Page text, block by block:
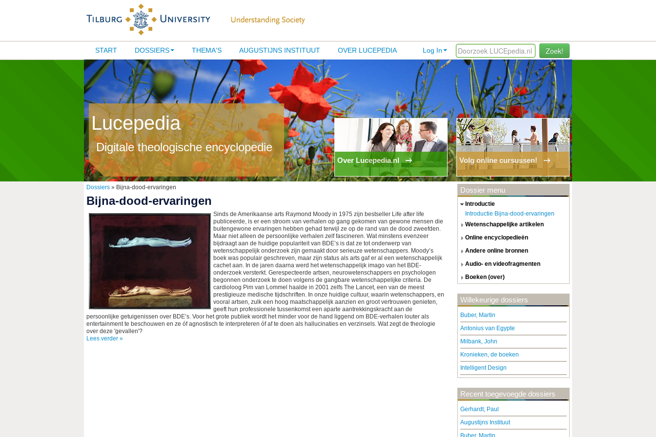
Zoek!
Log In
START DOSSIERS THEMA'S AUGUSTIJNS INSTITUUT OVER LUCEPEDIA
Lucepedia
Digitale theologische encyclopedie
Volg online cursussen!
Over Lucepedia.nl
Dossiers » Bijna-dood-ervaringen
Bijna-dood-ervaringen
Sinds de Amerikaanse arts Raymond Moody in 1975 zijn bestseller Life after life
publiceerde, is er een stroom van verhalen op gang gekomen van gewone mensen die
buitengewone ervaringen hebben gehad terwijl ze op de rand van de dood zweefden.
Maar niet alleen de persoonlijke verhalen zelf fascineren. Wat minstens evenzeer
bijdraagt aan de huidige populariteit van BDE’s is dat ze tot onderwerp van
wetenschappelijk onderzoek zijn gemaakt door serieuze wetenschappers. Moody’s
boek was populair geschreven, maar zijn status als arts gaf er al een wetenschappelijk
cachet aan. In de jaren daarna werd het wetenschappelijk imago van het BDE-
onderzoek versterkt. Gerespecteerde artsen, neurowetenschappers en psychologen
begonnen onderzoek te doen volgens de gangbare wetenschappelijke criteria. De
cardioloog Pim van Lommel haalde in 2001 zelfs The Lancet, een van de meest
prestigieuze medische tijdschriften. In onze huidige cultuur, waarin wetenschappers, en
vooral artsen, zulk een hoog maatschappelijk aanzien en groot vertrouwen genieten,
geeft hun professionele tussenkomst een aparte aantrekkingskracht aan de
persoonlijke getuigenissen over BDE’s. Voor het grote publiek wordt het minder voor de hand liggend om BDE-verhalen louter als
entertainment te beschouwen en ze óf agnostisch te interpreteren óf af te doen als hallucinaties en verzinsels. Wat zegt de theologie
over deze 'gevallen'?
Lees verder »
Dossier menu
introductie
Introductie Bijna-dood-ervaringen
wetenschappelijke artikelen
online encyclopedieën
andere online bronnen
audio- en videofragmenten
boeken (over)
Willekeurige dossiers
Buber, Martin
Antonius van Egypte
Milbank, John
Kronieken, de boeken
Intelligent Design
Recent toegevoegde dossiers
Gerhardt, Paul
Augustijns Instituut
Buber, Martin